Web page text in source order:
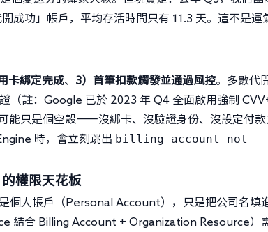
成功」帳戶，平均存活時間只有 11.3 天。這不是運
卡綁定完成、 3）首筆扣款觸發並通過風控。多數代
（註：Google 已於 2023 年 Q4 全面啟用強制
能只是個空殼——沒綁卡、沒驗證身份、沒設定付款
時，會立刻跳出 billing account not
權限天花板
個人帳戶（Personal Account），只是把公司名填
結合 Billing Account + Organization Resource）